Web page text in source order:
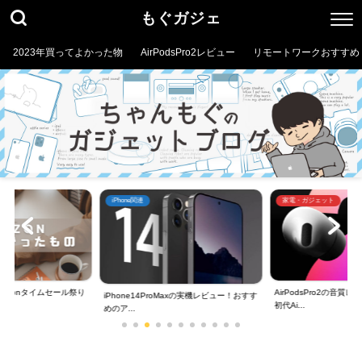
もぐガジェ
2023年買ってよかった物 AirPodsPro2レビュー リモートワークおすすめ
タイムセール祭り
iPhone関連
iPhone14ProMaxの実機レビュー！おすす
めのア...
家電・ガジェット
AirPodsPro2の音質レ
初代Ai...